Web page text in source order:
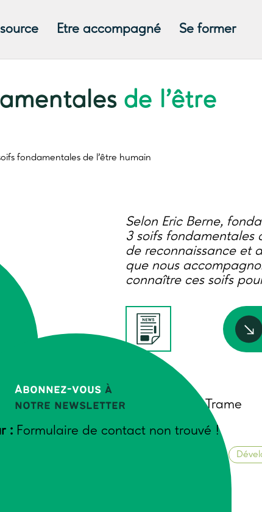
Etre accompagné Se former
Abonnez-vous à
notre newsletter
: Formulaire de contact non trouvé !
de l’être
fondamentales de l’être humain
Selon Eric Berne,
3 soifs fondamentales
de reconnaissance et
que nous
connaître ces soifs
Muriel Astier, Trame
Novembre 2022